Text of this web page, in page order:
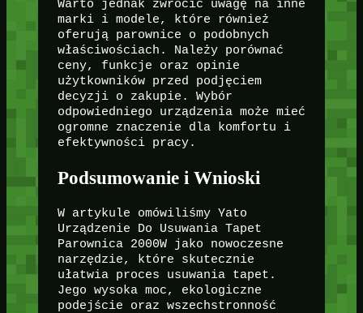
Warto jednak zwrócić uwagę na inne
marki i modele, które również
oferują parownice o podobnych
właściwościach. Należy porównać
ceny, funkcje oraz opinie
użytkowników przed podjęciem
decyzji o zakupie. Wybór
odpowiedniego urządzenia może mieć
ogromne znaczenie dla komfortu i
efektywności pracy.
Podsumowanie i Wnioski
W artykule omówiliśmy Yato
Urządzenie Do Usuwania Tapet
Parownica 2000W jako nowoczesne
narzędzie, które skutecznie
ułatwia proces usuwania tapet.
Jego wysoka moc, ekologiczne
podejście oraz wszechstronność